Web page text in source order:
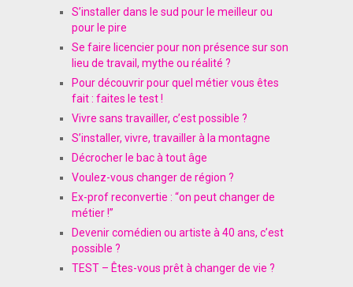
S’installer dans le sud pour le meilleur ou
pour le pire
Se faire licencier pour non présence sur son
lieu de travail, mythe ou réalité ?
Pour découvrir pour quel métier vous êtes
fait : faites le test !
Vivre sans travailler, c’est possible ?
S’installer, vivre, travailler à la montagne
Décrocher le bac à tout âge
Voulez-vous changer de région ?
Ex-prof reconvertie : “on peut changer de
métier !”
Devenir comédien ou artiste à 40 ans, c’est
possible ?
TEST – Êtes-vous prêt à changer de vie ?